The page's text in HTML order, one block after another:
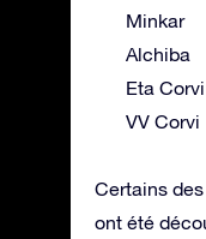
Minkar
Alchiba
Eta Corvi
VV Corvi
Certains
ont été